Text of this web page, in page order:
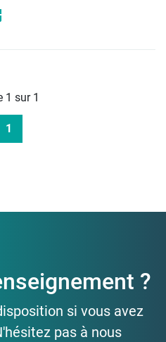
1 sur 1
1
?
si vous avez
pas à nous